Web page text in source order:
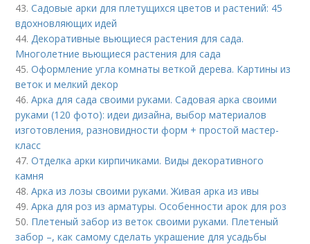
43.Садовые арки для плетущихся цветов и растений: 45
вдохновляющих идей
44. Декоративные вьющиеся растения для сада.
Многолетние вьющиеся растения для сада
45.Оформление угла комнаты веткой дерева. Картины из
веток и мелкий декор
46.Арка для сада своими руками. Садовая арка своими
руками (120 фото): идеи дизайна, выбор материалов
изготовления, разновидности форм + простой мастер-
класс
47.Отделка арки кирпичиками. Виды декоративного
камня
48.Арка из лозы своими руками. Живая арка из ивы
49.Арка для роз из арматуры. Особенности арок для роз
50. Плетеный забор из веток своими руками. Плетеный
забор –, как самому сделать украшение для усадьбы